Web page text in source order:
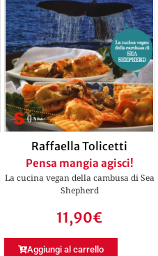
Raffaella Tolicetti
Pensa mangia agisci!
La cucina vegan della cambusa di Sea
Shepherd
11,90€
Aggiungi al carrello